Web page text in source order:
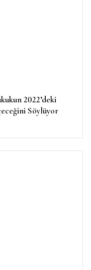
2022’deki
Söylüyor